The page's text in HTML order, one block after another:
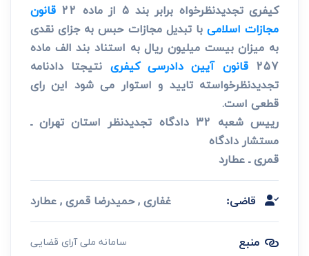
کیفری تجدیدنظرخواه برابر بند 5 از ماده 22
قانون
مجازات اسلامی با تبدیل مجازات حبس به جزای نقدی
به میزان بیست میلیون ریال به استناد بند الف ماده
257 قانون آیین دادرسی کیفری نتیجتا دادنامه
تجدیدنظرخواسته تایید و استوار می شود این رای
قطعی است.
رییس شعبه 32 دادگاه تجدیدنظر استان تهران ـ
مستشار دادگاه
قمری ـ عطارد
قاضی: غفاری , حمیدرضا قمری , عطارد
منبع سامانه ملی آرای قضایی